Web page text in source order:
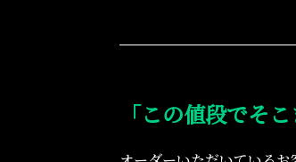
「この値段でそ